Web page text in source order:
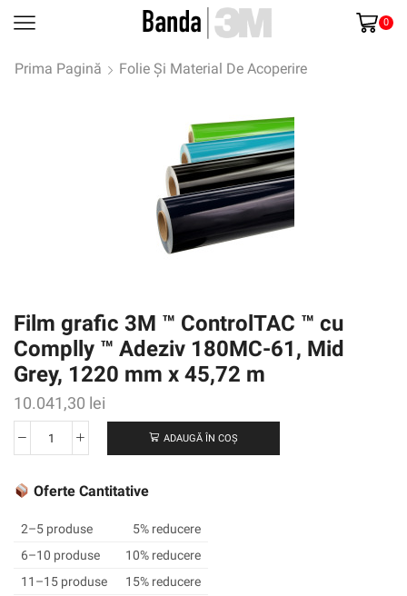
0
Prima Pagină Folie Și Material De Acoperire
Film grafic 3M ™ ControlTAC ™ cu
Complly ™ Adeziv 180MC-61, Mid
Grey, 1220 mm x 45,72 m
10.041,30 lei
Cantitate
grafic
™
ControlTAC
™
cu
ADAUGĂ ÎN COȘ
Oferte Cantitative
2–5 produse
5% reducere
6–10 produse
10% reducere
11–15 produse
15% reducere